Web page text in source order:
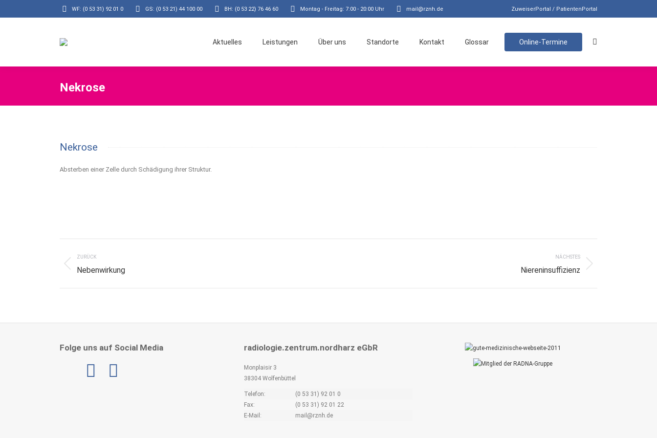
WF: (0 53 31) 92 01 0 GS: (0 53 21) 44 100 00 BH: (0 53 22) 76 46 60 Montag - Freitag: 7:00 - 20:00 Uhr mail@rznh.de ZuweiserPortal / PatientenPortal
Aktuelles Leistungen Über uns Standorte Kontakt Glossar Online-Termine Search:
Nekrose
Nekrose
Absterben einer Zelle durch Schädigung ihrer Struktur.
navigation
ZURÜCK
Previous
Nebenwirkung
NÄCHSTES
Niereninsuffizienz
Folge uns auf Social Media
Linkedin
radiologie.zentrum.nordharz eGbR
Monplaisir 3
38304 Wolfenbüttel
Telefon:
(0 53 31) 92 01 0
Fax:
(0 53 31) 92 01 22
E-Mail:
mail@rznh.de